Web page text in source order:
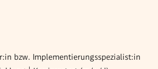
bzw. Implementierungsspezialist:in